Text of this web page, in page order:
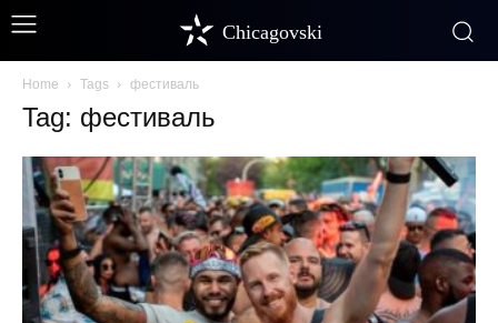
Chicagovski
Home Tags фестиваль
Tag: фестиваль